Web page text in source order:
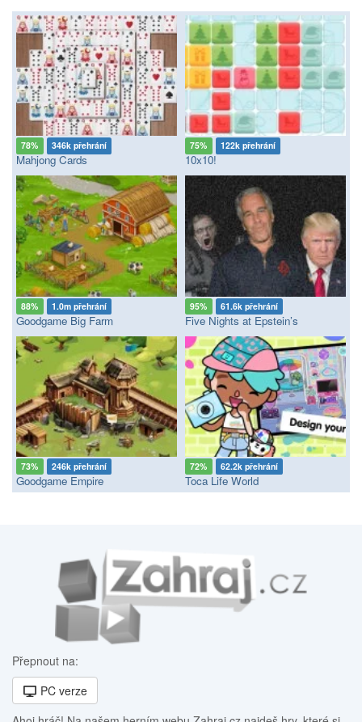
78% 346k přehrání
Mahjong Cards
75% 122k přehrání
10x10!
88% 1.0m přehrání
Goodgame Big Farm
95% 61.6k přehrání
Five Nights at Epstein’s
73% 246k přehrání
Goodgame Empire
72% 62.2k přehrání
Toca Life World
Přepnout na:
PC verze